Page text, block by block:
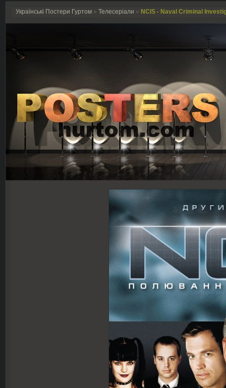
Українські Постери Гуртом » Телесеріали » NCIS - Naval Criminal